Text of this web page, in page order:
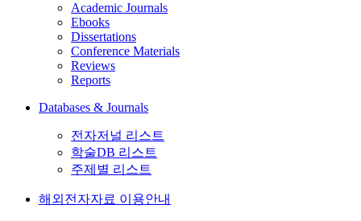
Academic Journals
Ebooks
Dissertations
Conference Materials
Reviews
Reports
Databases & Journals
전자저널 리스트
학술DB 리스트
주제별 리스트
해외전자자료 이용안내